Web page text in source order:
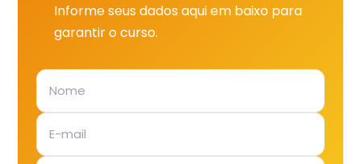
Informe seus dados aqui em baixo para
garantir o curso.